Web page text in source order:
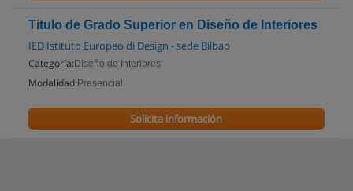
Titulo de Grado Superior en Diseño de Interiores
IED Istituto Europeo di Design - sede Bilbao
Categoría: Diseño de Interiores
Modalidad: Presencial
Solicita información